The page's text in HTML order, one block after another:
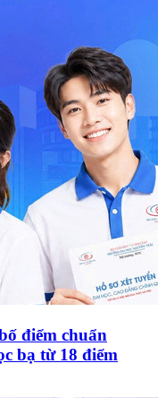
điểm chuẩn
bạ từ 18 điểm